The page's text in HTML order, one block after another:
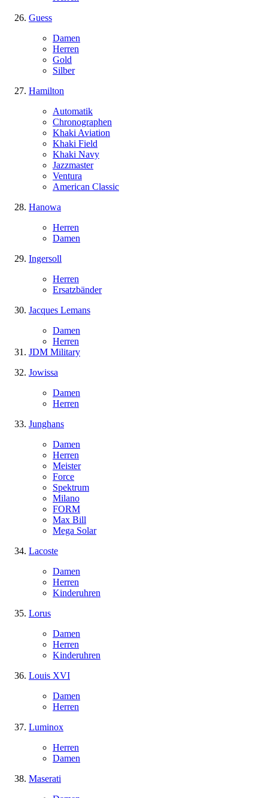
Guess
Damen
Herren
Gold
Silber
Hamilton
Automatik
Chronographen
Khaki Aviation
Khaki Field
Khaki Navy
Jazzmaster
Ventura
American Classic
Hanowa
Herren
Damen
Ingersoll
Herren
Ersatzbänder
Jacques Lemans
Damen
Herren
JDM Military
Jowissa
Damen
Herren
Junghans
Damen
Herren
Meister
Force
Spektrum
Milano
FORM
Max Bill
Mega Solar
Lacoste
Damen
Herren
Kinderuhren
Lorus
Damen
Herren
Kinderuhren
Louis XVI
Damen
Herren
Luminox
Herren
Damen
Maserati